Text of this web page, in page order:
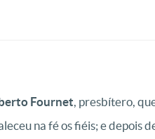
Fournet, presbítero,
na fé os fiéis; e depois